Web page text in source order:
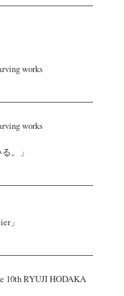
works
works
。」
」
RYUJI HODAKA